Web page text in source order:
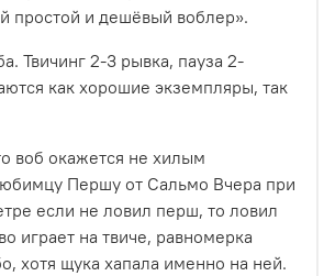
простой и дешёвый воблер».
Твичинг 2-3 рывка, пауза 2-
как хорошие экземпляры, так
воб окажется не хилым
Першу от Сальмо Вчера при
если не ловил перш, то ловил
играет на твиче, равномерка
хотя щука хапала именно на ней.